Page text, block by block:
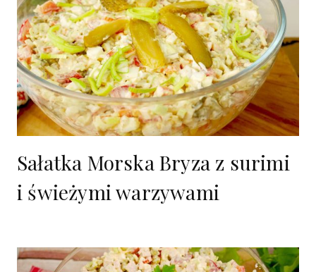
Sałatka Morska Bryza z surimi
i świeżymi warzywami